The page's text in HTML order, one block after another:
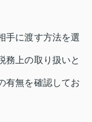
手に渡す方法を選
務上の取り扱いと
有無を確認してお